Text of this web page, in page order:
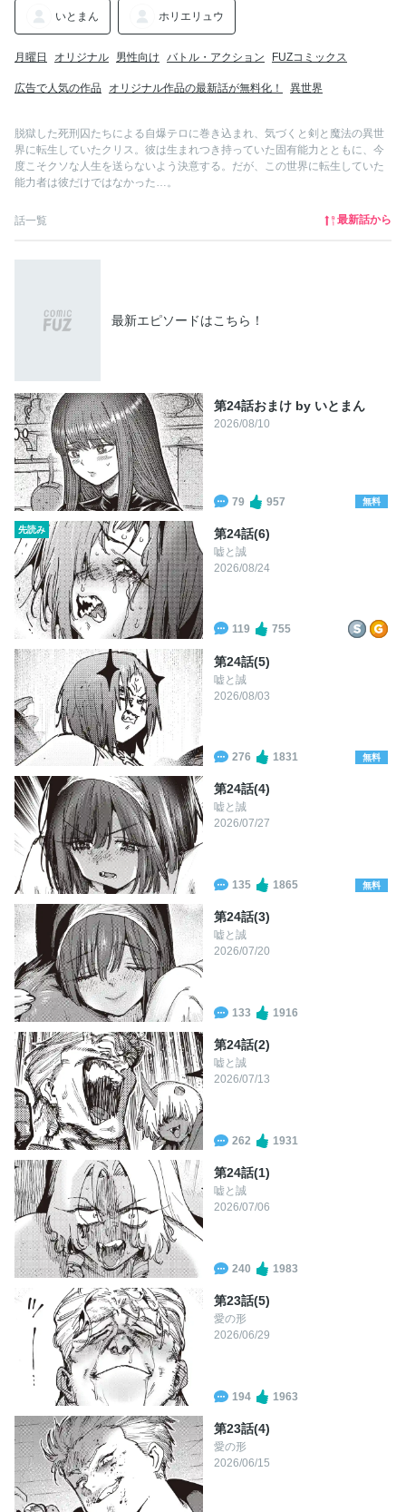
いとまん ホリエリュウ
月曜日 オリジナル 男性向け バトル・アクション FUZコミックス
広告で人気の作品 オリジナル作品の最新話が無料化！ 異世界
脱獄した死刑囚たちによる自爆テロに巻き込まれ、気づくと剣と魔法の異世
界に転生していたクリス。彼は生まれつき持っていた固有能力とともに、今
度こそクソな人生を送らないよう決意する。だが、この世界に転生していた
能力者は彼だけではなかった…。
話一覧 最新話から
最新エピソードはこちら！
第24話おまけ by いとまん
2026/08/10
79 957 無料
先読み 第24話(6)
嘘と誠
2026/08/24
119 755
第24話(5)
嘘と誠
2026/08/03
276 1831 無料
第24話(4)
嘘と誠
2026/07/27
135 1865 無料
第24話(3)
嘘と誠
2026/07/20
133 1916
第24話(2)
嘘と誠
2026/07/13
262 1931
第24話(1)
嘘と誠
2026/07/06
240 1983
第23話(5)
愛の形
2026/06/29
194 1963
第23話(4)
愛の形
2026/06/15